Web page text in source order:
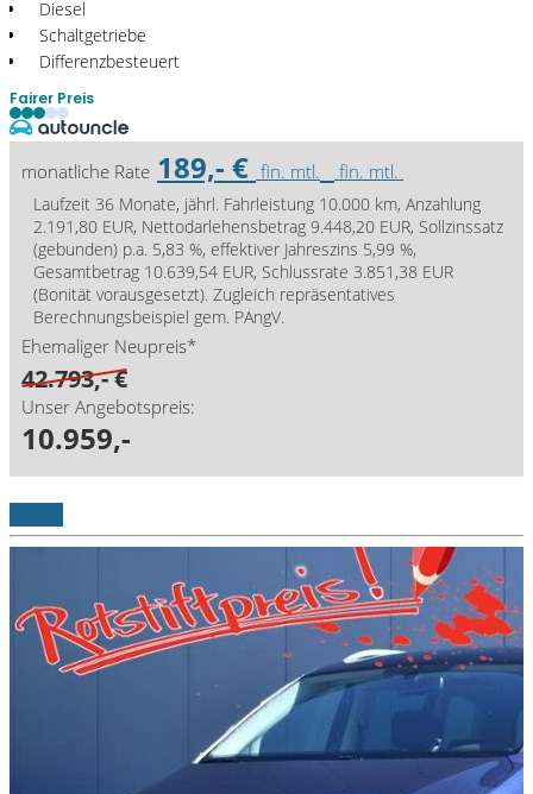
Diesel
Schaltgetriebe
Differenzbesteuert
Fairer Preis
monatliche Rate 189,- € fin. mtl. fin. mtl.
Laufzeit 36 Monate, jährl. Fahrleistung 10.000 km, Anzahlung
2.191,80 EUR, Nettodarlehensbetrag 9.448,20 EUR, Sollzinssatz
(gebunden) p.a. 5,83 %, effektiver Jahreszins 5,99 %,
Gesamtbetrag 10.639,54 EUR, Schlussrate 3.851,38 EUR
(Bonität vorausgesetzt). Zugleich repräsentatives
Berechnungsbeispiel gem. PAngV.
Ehemaliger Neupreis*
42.793,- €
Unser Angebotspreis:
10.959,-